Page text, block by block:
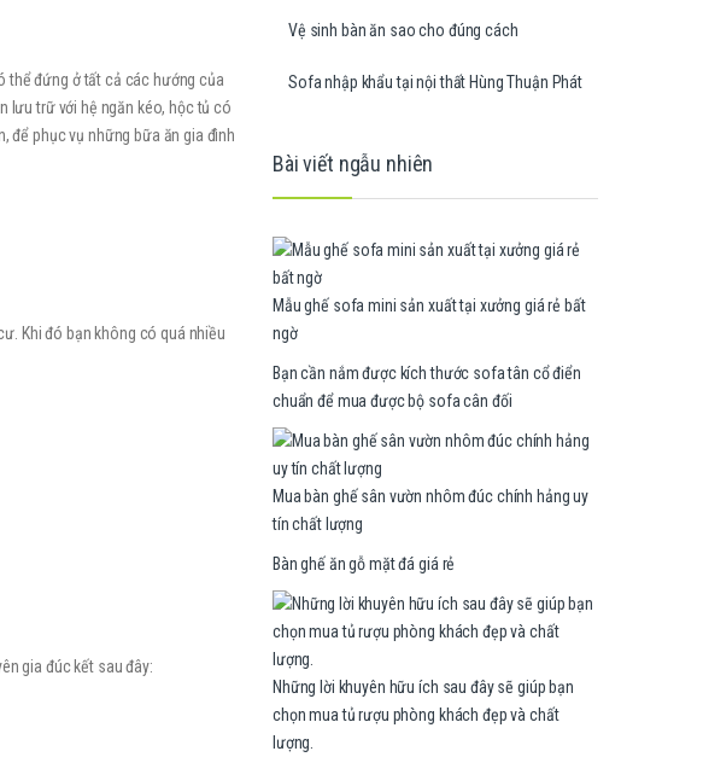
thể đứng ở tất cả các hướng của
lưu trữ với hệ ngăn kéo, hộc tủ có
để phục vụ những bữa ăn gia đình
Khi đó bạn không có quá nhiều
gia đúc kết sau đây:
Vệ sinh bàn ăn sao cho đúng cách
Sofa nhập khẩu tại nội thất Hùng Thuận Phát
Bài viết ngẫu nhiên
Mẫu ghế sofa mini sản xuất tại xưởng giá rẻ bất
ngờ
Bạn cần nắm được kích thước sofa tân cổ điển
chuẩn để mua được bộ sofa cân đối
Mua bàn ghế sân vườn nhôm đúc chính hảng uy
tín chất lượng
Bàn ghế ăn gỗ mặt đá giá rẻ
Những lời khuyên hữu ích sau đây sẽ giúp bạn
chọn mua tủ rượu phòng khách đẹp và chất
lượng.